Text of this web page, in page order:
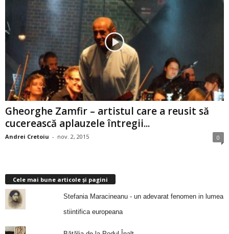
Gheorghe Zamfir – artistul care a reusit să
cucerească aplauzele întregii...
Andrei Cretoiu - nov. 2, 2015 0
Cele mai bune articole și pagini
Stefania Maracineanu - un adevarat fenomen in lumea
stiintifica europeana